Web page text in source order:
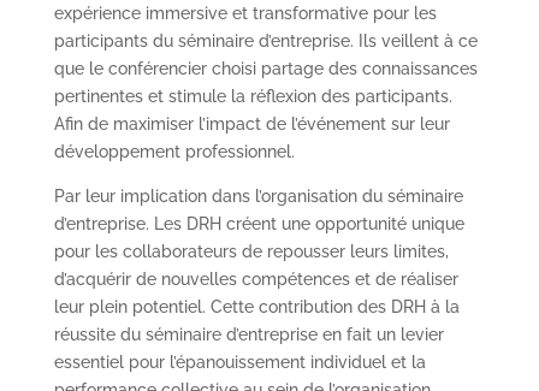
expérience immersive et transformative pour les
participants du séminaire d’entreprise. Ils veillent à ce
que le conférencier choisi partage des connaissances
pertinentes et stimule la réflexion des participants.
Afin de maximiser l’impact de l’événement sur leur
développement professionnel.
Par leur implication dans l’organisation du séminaire
d’entreprise. Les DRH créent une opportunité unique
pour les collaborateurs de repousser leurs limites,
d’acquérir de nouvelles compétences et de réaliser
leur plein potentiel. Cette contribution des DRH à la
réussite du séminaire d’entreprise en fait un levier
essentiel pour l’épanouissement individuel et la